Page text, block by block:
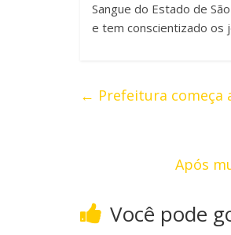
Sangue do Estado de
e tem conscientizado os
← Prefeitura começa
Após
Você pode